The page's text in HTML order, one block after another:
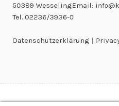
50389 WesselingEmail:
Tel.:02236/3936-0
Datenschutzerklärung |